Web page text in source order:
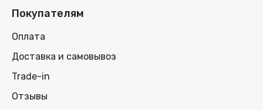
Покупателям
Оплата
Доставка и самовывоз
Trade-in
Отзывы